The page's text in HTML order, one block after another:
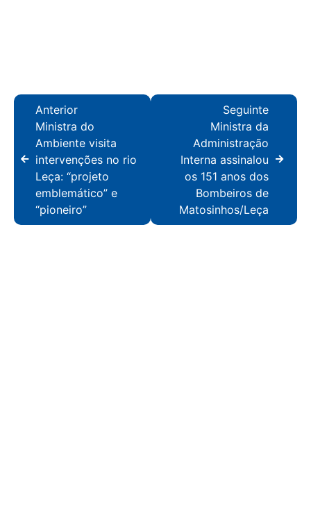
Anterior
Ministra do
Ambiente visita
intervenções no rio
Leça: “projeto
emblemático” e
“pioneiro”
Seguinte
Ministra da
Administração
Interna assinalou
os 151 anos dos
Bombeiros de
Matosinhos/Leça